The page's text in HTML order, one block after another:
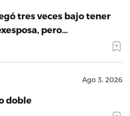
tres veces bajo tener
pero…
Ago 3, 2026
doble